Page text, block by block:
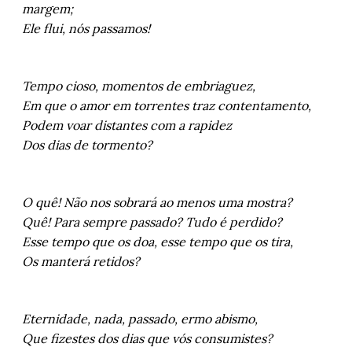
margem;
Ele flui, nós passamos!
Tempo cioso, momentos de embriaguez,
Em que o amor em torrentes traz contentamento,
Podem voar distantes com a rapidez
Dos dias de tormento?
O quê! Não nos sobrará ao menos uma mostra?
Quê! Para sempre passado? Tudo é perdido?
Esse tempo que os doa, esse tempo que os tira,
Os manterá retidos?
Eternidade, nada, passado, ermo abismo,
Que fizestes dos dias que vós consumistes?